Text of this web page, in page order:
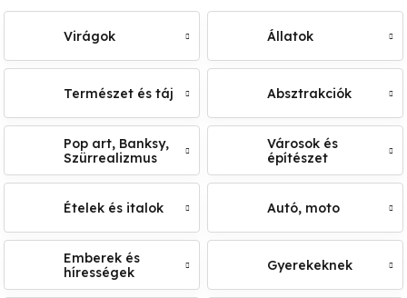
Virágok Állatok
Természet és táj Absztrakciók
Pop art, Banksy,
Szürrealizmus
Városok és
építészet
Ételek és italok Autó, moto
Emberek és
hírességek
Gyerekeknek